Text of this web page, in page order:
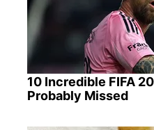
10 Incredible FIFA
Probably Missed